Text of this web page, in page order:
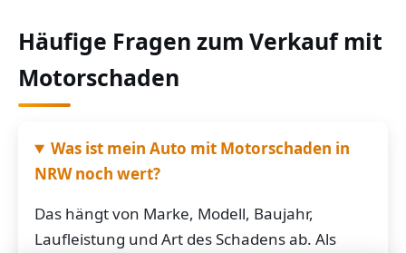
Häufige Fragen zum Verkauf mit
Motorschaden
Was ist mein Auto mit Motorschaden in
NRW noch wert?
Das hängt von Marke, Modell, Baujahr,
Laufleistung und Art des Schadens ab. Als